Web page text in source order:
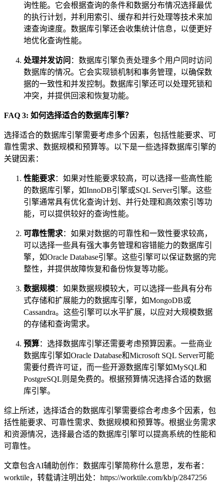
询性能。它会根据查询的条件和数据分布情况选择最优
的执行计划，并利用索引、缓存和并行处理等技术来加
速查询速度。数据库引擎还会收集统计信息，以便更好
地优化查询性能。
处理并发访问 ：数据库引擎负责处理多个用户同时访问
数据库的情况。它会实现锁机制和事务管理，以确保数
据的一致性和并发控制。数据库引擎还可以处理死锁和
冲突，并提供回滚和恢复功能。
FAQ 3: 如何选择适合的数据库引擎？
选择适合的数据库引擎需要考虑多个因素，包括性能要求、可
靠性需求、数据规模和预算等。以下是一些选择数据库引擎的
关键因素：
性能要求：如果对性能要求较高，可以选择一些高性能
的数据库引擎，如InnoDB引擎或SQL Server引擎。这些
引擎通常具有优化查询计划、并行处理和高效索引等功
能，可以提供较好的查询性能。
可靠性需求：如果对数据的可靠性和一致性要求较高，
可以选择一些具有强大事务管理和容错能力的数据库引
擎，如Oracle Database引擎。这些引擎可以保证数据的完
整性，并提供故障恢复和备份恢复等功能。
数据规模：如果数据规模较大，可以选择一些具有分布
式存储和扩展能力的数据库引擎，如MongoDB或
Cassandra。这些引擎可以水平扩展，以应对大规模数据
的存储和查询需求。
预算：选择数据库引擎还需要考虑预算因素。一些商业
数据库引擎如Oracle Database和Microsoft SQL Server可能
需要付费许可证，而一些开源数据库引擎如MySQL和
PostgreSQL则是免费的。根据预算情况选择合适的数据
库引擎。
综上所述，选择适合的数据库引擎需要综合考虑多个因素，包
括性能要求、可靠性需求、数据规模和预算等。根据业务需求
和资源情况，选择最合适的数据库引擎可以提高系统的性能和
可靠性。
文章包含AI辅助创作：数据库引擎简称什么意思，发布者：
worktile，转载请注明出处： https://worktile.com/kb/p/2847256